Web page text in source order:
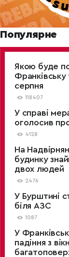
Популярне
Якою буде
Франківську
серпня
118407
У справі
оголосив
4128
На
будинку
двох людей
2476
У Бурштині
біля АЗС
1087
У
падіння з